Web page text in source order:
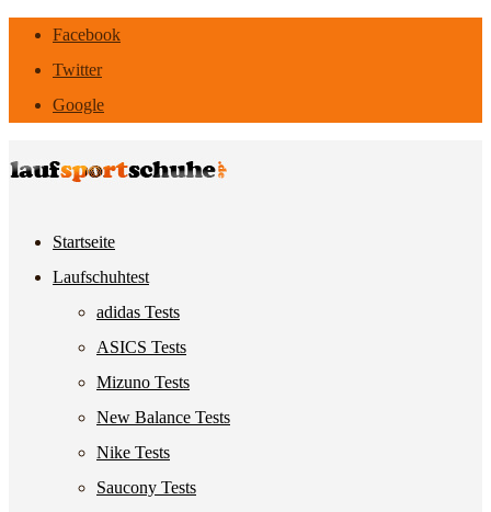
Facebook
Twitter
Google
Startseite
Laufschuhtest
adidas Tests
ASICS Tests
Mizuno Tests
New Balance Tests
Nike Tests
Saucony Tests